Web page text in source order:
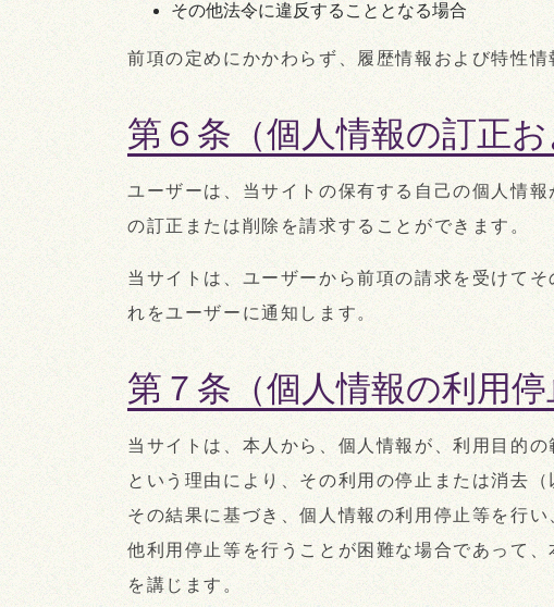
その他法令に違反することとなる場合
前項の定めにかかわらず、履歴情報および特性
第６条（個人情報の訂正お
ユーザーは、当サイトの保有する自己の個人情
の訂正または削除を請求することができます。
当サイトは、ユーザーから前項の請求を受けて
れをユーザーに通知します。
第７条（個人情報の利用停
当サイトは、本人から、個人情報が、利用目的
という理由により、その利用の停止または消去
その結果に基づき、個人情報の利用停止等を行
他利用停止等を行うことが困難な場合であって
を講じます。